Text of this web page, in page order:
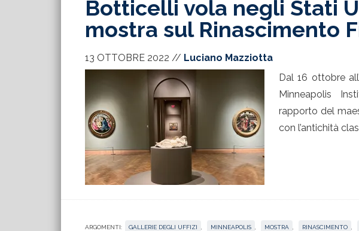
Botticelli vola negli Stati
mostra sul Rinascimento
13 OTTOBRE 2022 // Luciano Mazziotta
Dal 16 ottobre
Minneapolis
rapporto del
con l’antichità
ARGOMENTI: GALLERIE DEGLI UFFIZI MINNEAPOLIS MOSTRA RINASCIMENTO